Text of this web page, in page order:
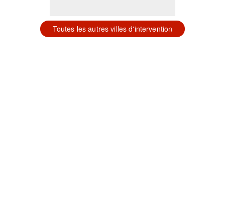
Toutes les autres villes d'intervention